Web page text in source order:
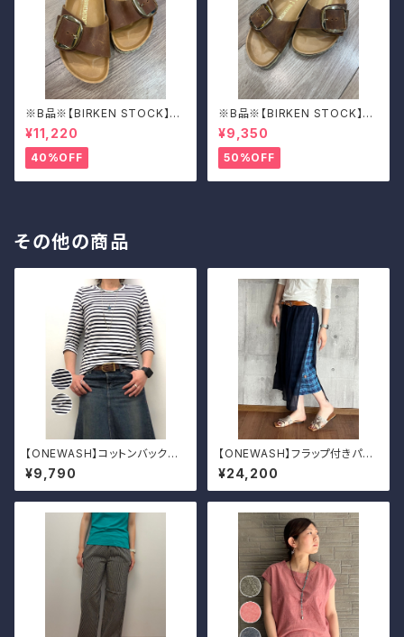
※B品※【BIRKEN STOCK】M
adrid Big Buckle/マドリッド
ビッグバックル 39
¥11,220
40%OFF
※B品※【BIRKEN STOCK】M
adrid Big Buckle/マドリッド
ビッグバックル 39
¥9,350
50%OFF
その他の商品
【ONEWASH】コットンバックラ
ウンドクルーT
¥9,790
【ONEWASH】フラップ付きパン
ツ
¥24,200